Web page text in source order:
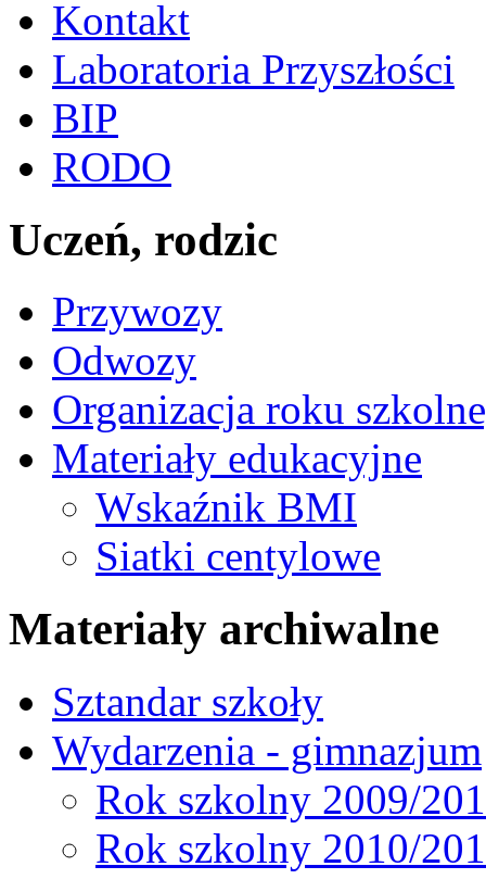
Kontakt
Laboratoria Przyszłości
BIP
RODO
Uczeń, rodzic
Przywozy
Odwozy
Organizacja roku
Materiały edukacyjne
Wskaźnik BMI
Siatki centylowe
Materiały archiwalne
Sztandar szkoły
Wydarzenia - gimnazjum
Rok szkolny 2009/
Rok szkolny 2010/